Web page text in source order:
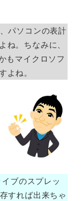
パソコンの表計
ね。ちなみに、
もマイクロソフ
よね。
ブのスプレッ
すれば出来ちゃ